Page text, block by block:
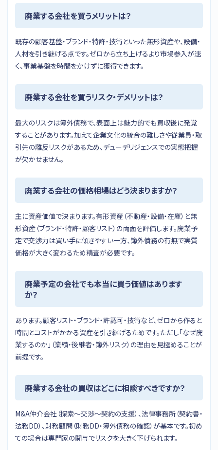
廃業する会社を買うメリットは？
既存の顧客基盤・ブランド・特許・技術といった無形資産や、設備・
人材を引き継げる点です。ゼロから立ち上げるより市場参入が速
く、事業基盤を時間をかけずに獲得できます。
廃業する会社を買うリスク・デメリットは？
最大のリスクは簿外債務で、表面上は魅力的でも買収後に発覚
することがあります。加えて企業文化の統合の難しさや従業員・取
引先の離反リスクがあるため、デューデリジェンスでの実態把握
が欠かせません。
廃業する会社の価格相場はどう決まりますか？
主に資産価値で決まります。有形資産（不動産・設備・在庫）と無
形資産（ブランド・特許・顧客リスト）の両面を評価します。廃業予
定で交渉力は買い手に傾きやすい一方、簿外債務の有無で実質
価格が大きく変わるため精査が必要です。
廃業予定の会社でも本当に買う価値はあります
か？
あります。顧客リスト・ブランド・許認可・技術など、ゼロから作ると
時間とコストがかかる資産を引き継げるためです。ただし「なぜ廃
業するのか」（業績・後継者・簿外リスク）の理由を見極めることが
前提です。
廃業する会社の買収はどこに相談すべきですか？
M&A仲介会社（探索〜交渉〜契約の支援）、法律事務所（契約書・
法務DD）、財務顧問（財務DD・簿外債務の確認）が基本です。初め
ての場合は専門家の関与でリスクを大きく下げられます。